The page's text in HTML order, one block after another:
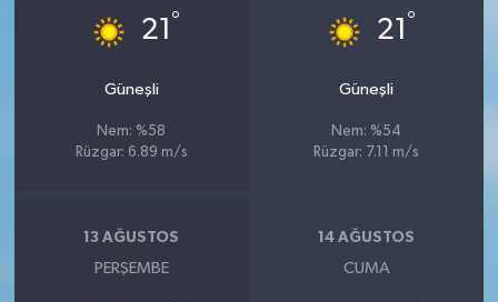
21 °
Güneşli
Nem: %58
Rüzgar: 6.89 m/s
21 °
Güneşli
Nem: %54
Rüzgar: 7.11 m/s
13 AĞUSTOS
PERŞEMBE
14 AĞUSTOS
CUMA